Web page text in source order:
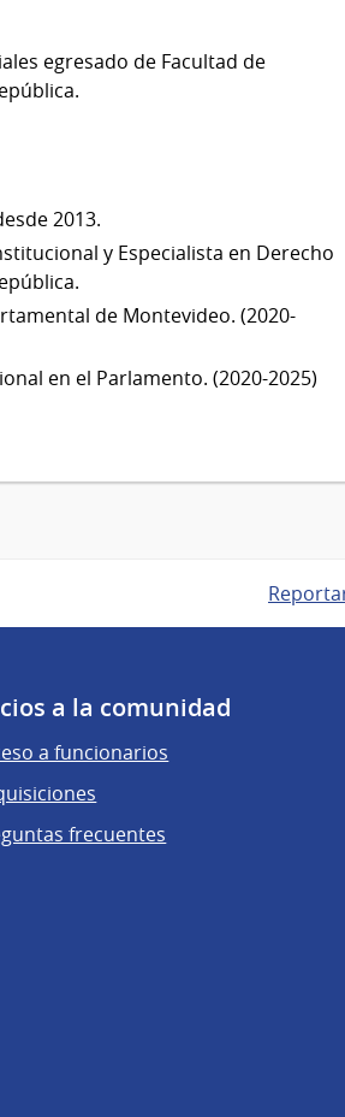
egresado de Facultad de
2013.
y Especialista en Derecho
de Montevideo. (2020-
en el Parlamento. (2020-2025)
a la comunidad
a funcionarios
frecuentes